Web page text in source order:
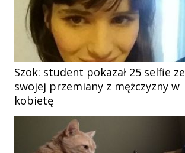
Szok: student pokazał 25 selfie ze
swojej przemiany z mężczyzny w
kobietę